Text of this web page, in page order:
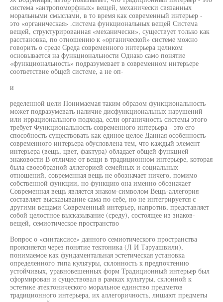
система «антропоморфных» вещей, механически связанных
моральными смыслами, в то время как современный интерьер -
это «органическая» .система функциональных вещей Система
вещей, структурированная «механически», существует только как
расстановка, по отношению к «органической» системе можно
говорить о среде Среда современного интерьера целиком
основывается на функциональности Однако само понятие
«функциональность» подразумевает в современном интерьере
соответствие общей системе, а не оп-
и
ределенной цели Понимаемая таким образом функциональность
может подразумевать наличие дисфункциональных нарушений
или иррационального подхода, если органичность системы этого
требует Функциональность современного интерьера - это его
способность существовать как единое целое Данная особенность
современного интерьера обусловлена тем, что каждый элемент
интерьера (вещь, цвет, фактура) обладает общей функцией
знаковости В отличие от вещи в традиционном интерьере, которая
была своеобразной аллегорией семейных и социальных
отношений, современная вещь не обозначает ничего, помимо
собственной функции, но функцию она именно обозначает
Современная вещь является знаком-символом Вещь-аллегория
составляет высказывание сама по себе, но не интегрируется с
другими вещами Современный интерьер, напротив, представляет
собой целостное высказывание (среду), состоящее из знаков-
вещей, семиотическое пространство
Вопрос о «синтаксисе» данного семиотического пространства
проясняется через понятие тектоника (Л И Таруашвили),
понимаемое как фундаментальная эстетическая установка
определенного типа культуры, склонность к предпочтению
устойчивых, уравновешенных форм Традиционный интерьер был
сформирован и существовал в рамках культуры, склонной к
эстетике атектонического моральное единство предметов
традиционного интерьера, их аллегоричность, лишают предметы